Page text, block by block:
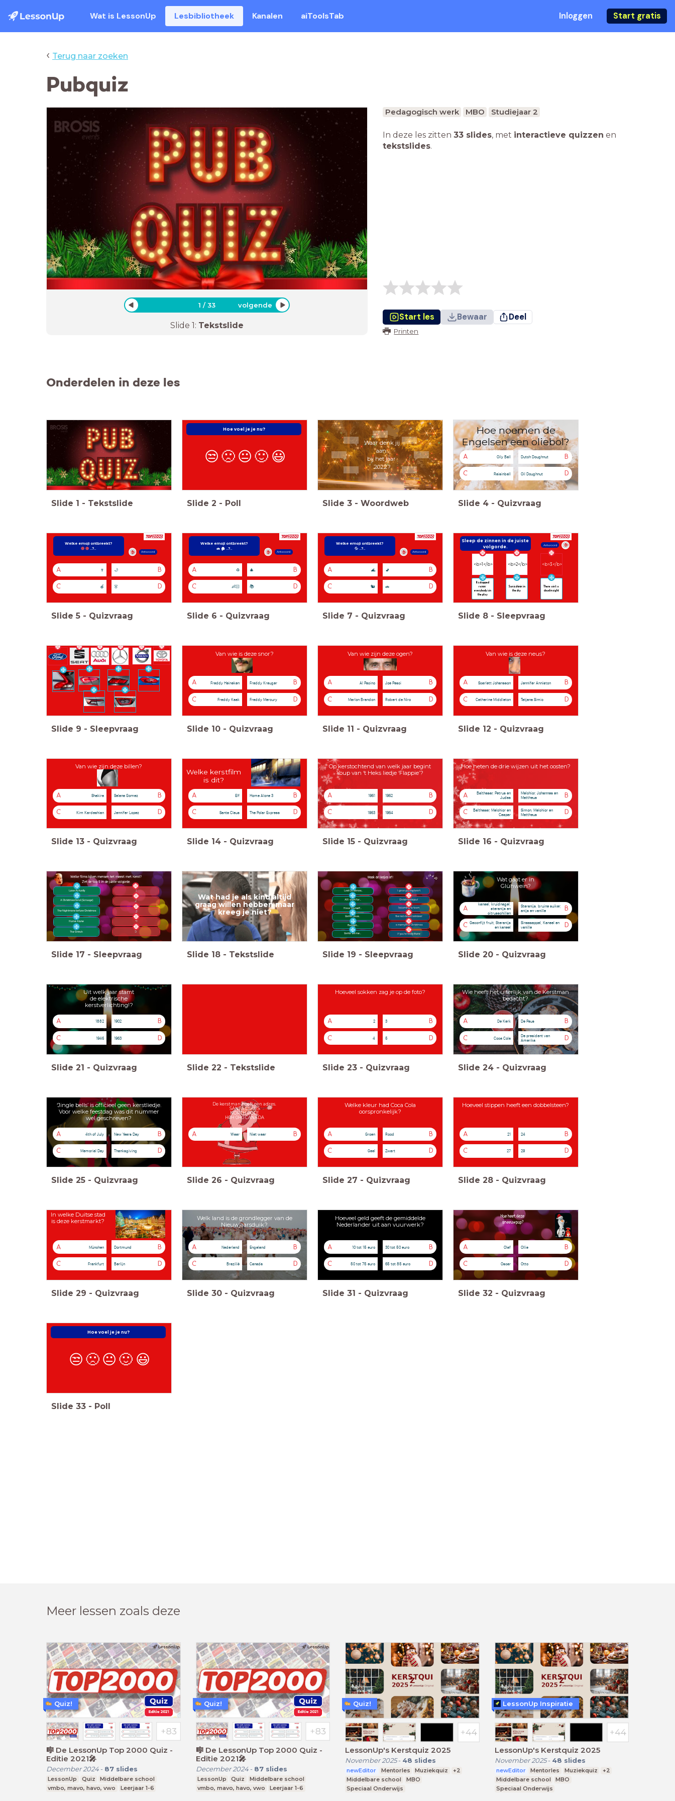
Wat is LessonUp Lesbibliotheek Kanalen aiToolsTab Inloggen Start gratis
‹ Terug naar zoeken
Pubquiz
1 /33 volgende
Slide 1: Tekstslide
Pedagogisch werk MBO Studiejaar 2
In deze les zitten 33 slides, met interactieve quizzen en
tekstslides.
Start les Bewaar Deel
Printen
Onderdelen in deze les
Slide 1 - Tekstslide
Hoe voel je je nu?
😒 🙁 😐 🙂 😃
Slide 2 - Poll
Waar denk jij
aan
bij het jaar
2022?
Slide 3 - Woordweb
Hoe noemen de
Engelsen een oliebol?
A Oily Ball B
Dutch Doughnut
C Raisinball D
Oil Doughnut
Slide 4 - Quizvraag
Welke emoji ontbreekt?
🔴 🔴 ..?..
Antwoord
A 🍷 B
🌙
C 🍎 D
👗
Slide 5 - Quizvraag
Welke emoji ontbreekt?
🚗 🏠 ..?..
Antwoord
A ♻️ B
🎄
C 👶🏻 D
📚
Slide 6 - Quizvraag
Welke emoji ontbreekt?
💦 ..?..
Antwoord
A 🌊 B
🚽
C 🐿 D
🚗
Slide 7 - Quizvraag
Sleep de zinnen in de juiste
volgorde.
Antwoord
<b>2</b> <b>3</b>
<b>1</b>
Sun is shinin' in
the sky
There ain't a
cloud in sight
It's stopped
rainin'
everybody's in
the play
Slide 8 - Sleepvraag
Slide 9 - Sleepvraag
Van wie is deze snor?
A Freddy Heineken B
Freddy Kreuger
C Freddy Kaak D
Freddy Mercury
Slide 10 - Quizvraag
Van wie zijn deze ogen?
A Al Pacino B
Joe Pesci
C Marlon Brandon D
Robert de Niro
Slide 11 - Quizvraag
Van wie is deze neus?
A Scarlett Johansson B
Jennifer Anniston
C Catherine Middleton D
Tatjana Simic
Slide 12 - Quizvraag
Van wie zijn deze billen?
A Shakira B
Selana Gomez
C Kim Kardeshian D
Jennifer Lopez
Slide 13 - Quizvraag
Welke kerstfilm
is dit?
A Elf B
Home Alone 3
C Santa Claus D
The Polar Express
Slide 14 - Quizvraag
Op kerstochtend van welk jaar begint
Youp van ‘t Heks liedje ‘Flappie’?
A 1961 B
1962
C 1963 D
1964
Slide 15 - Quizvraag
Hoe heten de drie wijzen uit het oosten?
A
Balthasar, Petrus en
Judas
B
Melchior, Johannes en
Mattheus
C
Balthasar, Melchior en
Caspar
D
Simon, Melchior en
Mattheus
Slide 16 - Quizvraag
Welke films kijken mensen het meest met Kerst?
Zet de top 5 in de juiste volgorde.
1
2
3
4
5
Love Actually
A Christmas Carol (Scrooge)
The Nightmare before Christmas
Home Alone
The Grinch
Slide 17 - Sleepvraag
Wat had je als kind altijd
graag willen hebben maar
kreeg je niet?
Slide 18 - Tekstslide
Maak de liedjes af!
I gave you my heart
Christmas is you!
Is coming to town
the red-nosed reindeer
a merry little Christmas
If you´re really there
Last Christmas...
All I want for...
Have Yourself...
Santa Claus...
Rudolph...
Santa tell me...
Slide 19 - Sleepvraag
Wat gaat er in
Glühwein?
A
kaneel, kruidnagel,
steranijs en
citrusschillen
B
Steranijs, bruine suiker,
anijs en vanille
C Geconfijt fruit, Steranijs
en kaneel
D
Sinaasappel, Kaneel en
vanille
Slide 20 - Quizvraag
Uit welk jaar stamt
de elektrische
kerstverlichting!?
A 1882 B
1902
C 1946 D
1963
Slide 21 - Quizvraag Slide 22 - Tekstslide
Hoeveel sokken zag je op de foto?
A 2 B
3
C 4 D
5
Slide 23 - Quizvraag
Wie heeft het uiterlijk van de Kerstman
bedacht?
A De Kerk B
De Paus
C Coca Cola D
De president van
Amerika
Slide 24 - Quizvraag
‘Jingle bells’ is officieel geen kerstliedje.
Voor welke feestdag was dit nummer
wel geschreven?
A 4th of July B
New Years Day
C Memorial Day D
Thanksgiving
Slide 25 - Quizvraag
De kerstman heeft een adres.
SANTA CLAUS
NORTH POLE
H0H 0H0 CANADA
A Waar B
Niet waar
Slide 26 - Quizvraag
Welke kleur had Coca Cola
oorspronkelijk?
A Groen B
Rood
C Geel D
Zwart
Slide 27 - Quizvraag
Hoeveel stippen heeft een dobbelsteen?
A 21 B
24
C 27 D
29
Slide 28 - Quizvraag
In welke Duitse stad
is deze kerstmarkt?
A München B
Dortmund
C Frankfurt D
Berlijn
Slide 29 - Quizvraag
Welk land is de grondlegger van de
Nieuwjaarsduik?
A Nederland B
Engeland
C Brazilië D
Canada
Slide 30 - Quizvraag
Hoeveel geld geeft de gemiddelde
Nederlander uit aan vuurwerk?
A 10 tot 15 euro B
30 tot 50 euro
C 50 tot 75 euro D
65 tot 85 euro
Slide 31 - Quizvraag
Hoe heet deze
sneeuwpop?
A Olaf B
Ollie
C Oscar D
Otto
Slide 32 - Quizvraag
Hoe voel je je nu?
😒 🙁 😐 🙂 😃
Slide 33 - Poll
Meer lessen zoals deze
🎼 De LessonUp Top 2000 Quiz -
Editie 2021🎤
December 2024- 87 slides
LessonUp Quiz
Middelbare school
vmbo, mavo, havo, vwo
Leerjaar 1-6
Quiz!
🎼 De LessonUp Top 2000 Quiz -
Editie 2021🎤
December 2024- 87 slides
LessonUp Quiz
Middelbare school
vmbo, mavo, havo, vwo
Leerjaar 1-6
Quiz!
LessonUp's Kerstquiz 2025
November 2025- 48 slides
newEditor Mentorles Muziekquiz
+2
Middelbare school
MBO
Speciaal Onderwijs
Quiz!
LessonUp's Kerstquiz 2025
November 2025- 48 slides
newEditor Mentorles Muziekquiz
+2
Middelbare school
MBO
Speciaal Onderwijs
LessonUp Inspiratie